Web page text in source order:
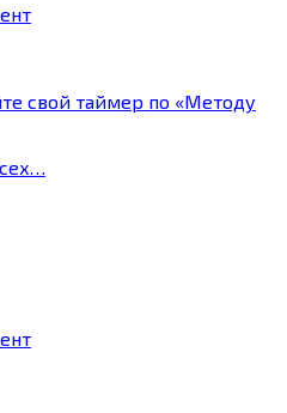
свой таймер по «Методу